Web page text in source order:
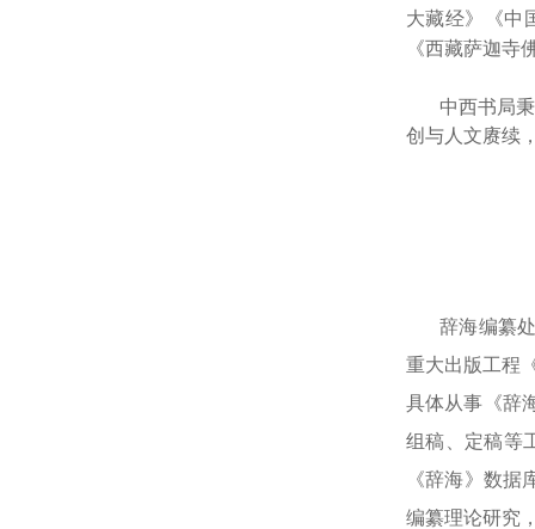
大藏经》《中
《西藏萨迦寺
中西书局
创与人文赓续
辞海编纂
重大出版工程
具体从事《辞
组稿、定稿等
《辞海》数
编纂理论研究